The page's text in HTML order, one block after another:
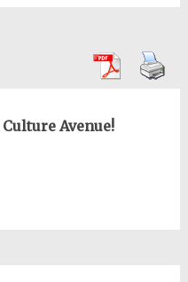
Avenue!